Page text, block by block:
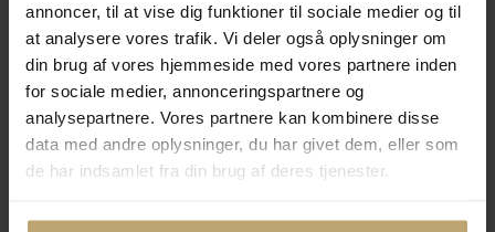
annoncer, til at vise dig funktioner til sociale medier og til
at analysere vores trafik. Vi deler også oplysninger om
din brug af vores hjemmeside med vores partnere inden
for sociale medier, annonceringspartnere og
analysepartnere. Vores partnere kan kombinere disse
data med andre oplysninger, du har givet dem, eller som
de har indsamlet fra din brug af deres tjenester.
Leveringsmuligheder
Betalingsmuligheder